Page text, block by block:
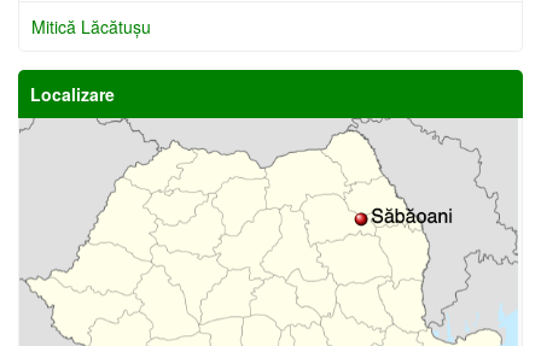
Mitică Lăcătuşu
Localizare